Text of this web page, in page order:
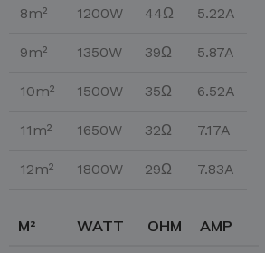
8m² 1200W 44Ω 5.22A
9m² 1350W 39Ω 5.87A
10m² 1500W 35Ω 6.52A
11m² 1650W 32Ω 7.17A
12m² 1800W 29Ω 7.83A
M² WATT OHM AMP